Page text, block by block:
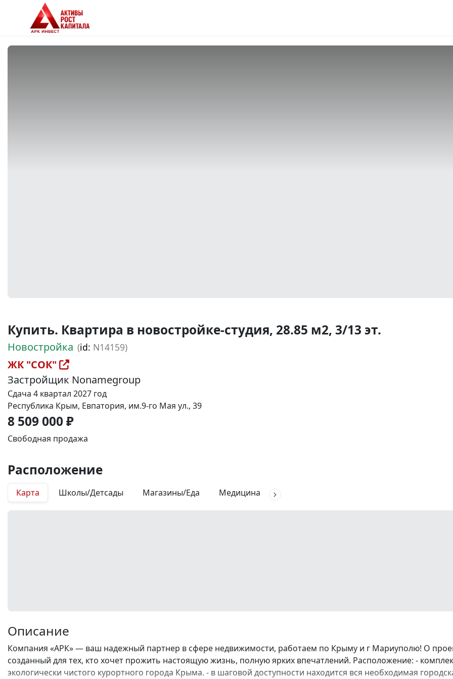
Купить. Квартира в новостройке-студия, 28.85 м2, 3/13 эт.
Новостройка (id: N14159)
ЖК "СОК"
Застройщик Nonamegroup
Сдача 4 квартал 2027 год
Республика Крым, Евпатория, им.9-го Мая ул., 39
8 509 000 ₽
Свободная продажа
Расположение
Карта Школы/Детсады Магазины/Еда Медицина
Описание
Компания «АРК» — ваш надежный партнер в сфере недвижимости, работаем по Крыму и г Мариуполю! О
созданный для тех, кто хочет прожить настоящую жизнь, полную ярких впечатлений. Расположение: -
экологически чистого курортного города Крыма. - в шаговой доступности находится вся необходимая